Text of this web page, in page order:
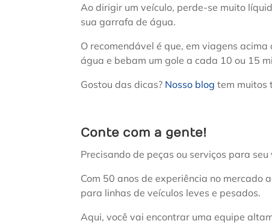
Ao dirigir um veículo, perde-se muito
sua garrafa de água.
O recomendável é que, em viagens
água e bebam um gole a cada 10 ou 15
Gostou das dicas? Nosso blog tem muitos
Conte com a gente!
Precisando de peças ou serviços para
Com 50 anos de experiência no mercado
para linhas de veículos leves e pesados.
Aqui, você vai encontrar uma equipe